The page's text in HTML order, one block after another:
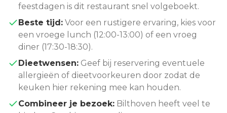
feestdagen is dit restaurant snel volgeboekt.
Beste tijd: Voor een rustigere ervaring, kies voor
een vroege lunch (12:00-13:00) of een vroeg
diner (17:30-18:30).
Dieetwensen: Geef bij reservering eventuele
allergieën of dieetvoorkeuren door zodat de
keuken hier rekening mee kan houden.
Combineer je bezoek: Bilthoven heeft veel te